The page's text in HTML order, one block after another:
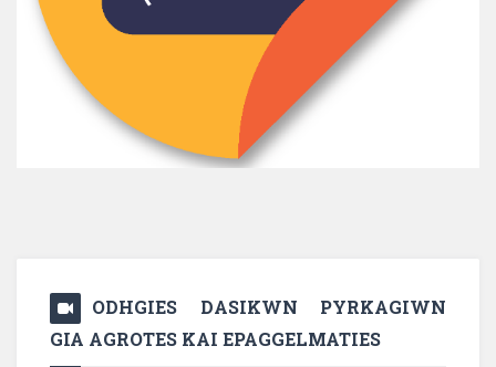
ODHGIES DASIKWN PYRKAGIWN
GIA AGROTES KAI EPAGGELMATIES